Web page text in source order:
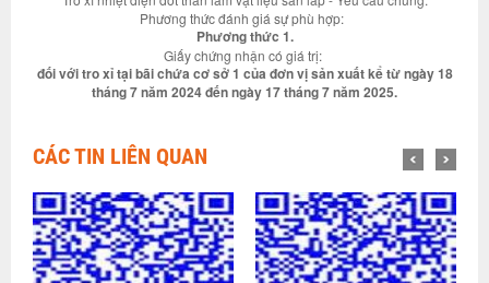
Phương thức đánh giá sự phù hợp:
Phương thức 1.
Giấy chứng nhận có giá trị:
đối với tro xỉ tại bãi chứa cơ sở 1 của đơn vị sản xuất kể từ ngày 18
tháng 7 năm 2024 đến ngày 17 tháng 7 năm 2025.
CÁC TIN LIÊN QUAN